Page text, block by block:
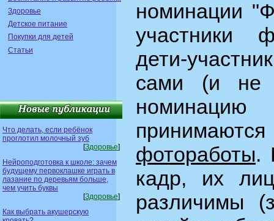
Здоровье
Детское питание
Покупки для детей
Статьи
Что делать, если ребёнок
проглотил молочный зуб
[Здоровье]
Нейроподготовка к школе: зачем
будущему первоклашке играть в
лазание по деревьям больше,
чем учить буквы
[Здоровье]
Как выбрать акушерскую
номинации
участники
дети-
сами (и не
номинацию
фотоработы.
кадр, их
различимы